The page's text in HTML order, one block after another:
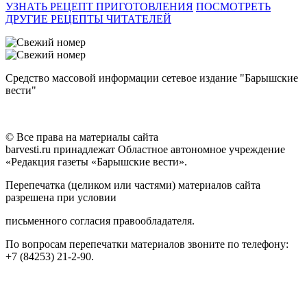
УЗНАТЬ РЕЦЕПТ ПРИГОТОВЛЕНИЯ ПОСМОТРЕТЬ
ДРУГИЕ РЕЦЕПТЫ ЧИТАТЕЛЕЙ
Средство массовой информации сетевое издание "Барышские
вести"
© Все права на материалы сайта
barvesti.ru принадлежат Областное автономное учреждение
«Редакция газеты «Барышские вести».
Перепечатка (целиком или частями) материалов сайта
разрешена при условии
письменного согласия правообладателя.
По вопросам перепечатки материалов звоните по телефону:
+7 (84253) 21-2-90.